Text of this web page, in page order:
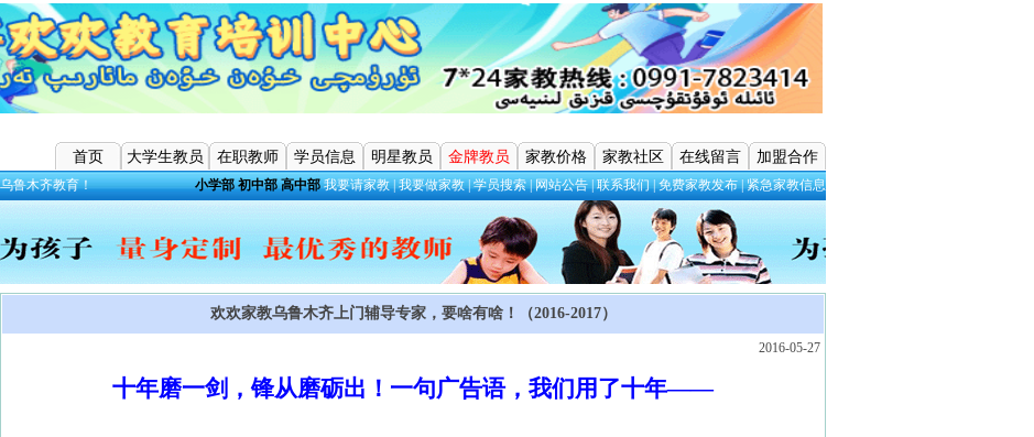
首页 大学生教员 在职教师 学员信息 明星教员 金牌教员 家教价格 家教社区 在线留言 加盟合作
鲁木齐教育！ 小学部 初中部 高中部 我要请家教|我要做家教|学员搜索|网站公告|联系我们|免费家教发布|紧急家教信息
欢欢家教乌鲁木齐上门辅导专家，要啥有啥！（2016-2017）
2016-05-27
十年磨一剑，锋从磨砺出！一句广告语，我们用了十年——